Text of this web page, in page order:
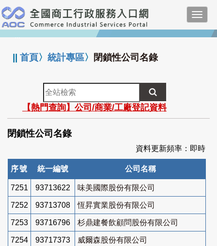
跳
到
主
要
:::
||首頁〉統計專區〉 閉鎖性公司名錄
全
站
檢
索
【熱門查詢】公司/商業/工廠登記資料
閉鎖性公司名錄
資料更新頻率：即時
序號 統一編號 公司名稱
7251 93713622 味美國際股份有限公司
7252 93713708 恆昇實業股份有限公司
7253 93716796 杉鼎建餐飲顧問股份有限公司
7254 93717373 威爾森股份有限公司